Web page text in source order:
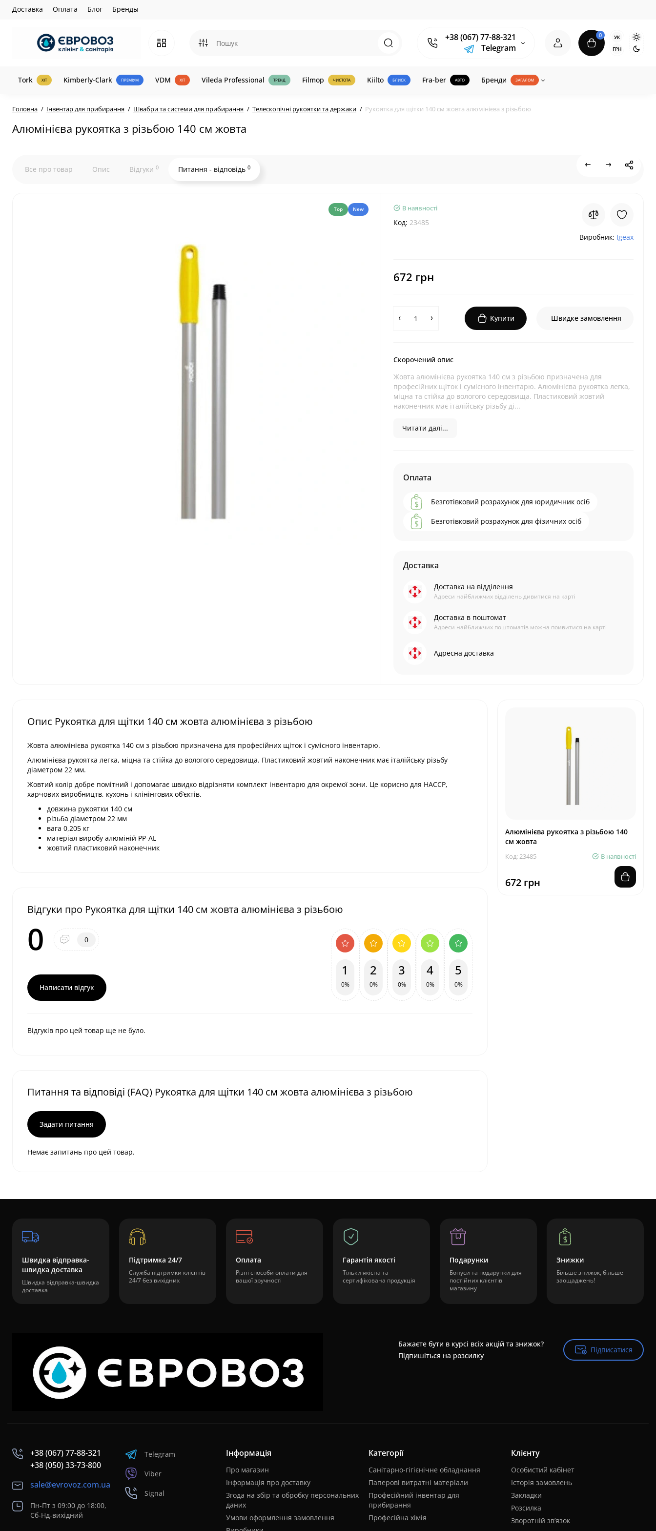
Доставка Оплата Блог Бренды
+38 (067) 77-88-321
Telegram
0
УК
ГРН
Tork ХІТ Kimberly-Clark ПРЕМІУМ VDM ХІТ Vileda Professional ТРЕНД Filmop ЧИСТОТА Kiilto БЛИСК Fra-ber АВТО Бренди ЗАГАЛОМ
Головна Інвентар для прибирання Швабри та системи для прибирання Телескопічні рукоятки та держаки Рукоятка для щітки 140 см жовта алюмінієва з різьбою
Алюмінієва рукоятка з різьбою 140 см жовта
Все про товар Опис Відгуки 0 Питання - відповідь 0
Top New В наявності
Код: 23485
Виробник: Igeax
672 грн
Купити Швидке замовлення
Скорочений опис
Жовта алюмінієва рукоятка 140 см з різьбою призначена для
професійних щіток і сумісного інвентарю. Алюмінієва рукоятка легка,
міцна та стійка до вологого середовища. Пластиковий жовтий
наконечник має італійську різьбу ді...
Читати далі...
Оплата
Безготівковий розрахунок для юридичник осіб
Безготівковий розрахунок для фізичних осіб
Доставка
Доставка на відділення
Адреси найближчих відділень дивитися на карті
Доставка в поштомат
Адреси найближчих поштоматів можна поивитися на карті
Адресна доставка
Опис Рукоятка для щітки 140 см жовта алюмінієва з різьбою
Жовта алюмінієва рукоятка 140 см з різьбою призначена для професійних щіток і сумісного інвентарю.
Алюмінієва рукоятка легка, міцна та стійка до вологого середовища. Пластиковий жовтий наконечник має італійську різьбу
діаметром 22 мм.
Жовтий колір добре помітний і допомагає швидко відрізняти комплект інвентарю для окремої зони. Це корисно для НАССР,
харчових виробництв, кухонь і клінінгових об’єктів.
довжина рукоятки 140 см
різьба діаметром 22 мм
вага 0,205 кг
матеріал виробу алюміній PP-AL
жовтий пластиковий наконечник
Відгуки про Рукоятка для щітки 140 см жовта алюмінієва з різьбою
0 0
Написати відгук
1
0%
2
0%
3
0%
4
0%
5
0%
Відгуків про цей товар ще не було.
Питання та відповіді (FAQ) Рукоятка для щітки 140 см жовта алюмінієва з різьбою
Задати питання
Немає запитань про цей товар.
Алюмінієва рукоятка з різьбою 140
см жовта
Код: 23485 В наявності
672 грн
Швидка відправка-
швидка доставка
Швидка відправка-швидка
доставка
Підтримка 24/7
Служба підтримки клієнтів
24/7 без вихідних
Оплата
Різні способи оплати для
вашої зручності
Гарантія якості
Тільки якісна та
сертифікована продукція
Подарунки
Бонуси та подарунки для
постійних клієнтів
магазину
Знижки
Більше знижок, більше
заощаджень!
Бажаєте бути в курсі всіх акцій та знижок?
Підпишіться на розсилку
Підписатися
Підписатися
+38 (067) 77-88-321
+38 (050) 33-73-800
sale@evrovoz.com.ua
Пн-Пт з 09:00 до 18:00,
Сб-Нд-вихідний
Telegram
Viber
Signal
Інформація
Про магазин
Інформація про доставку
Згода на збір та обробку персональних
даних
Умови оформлення замовлення
Категорії
Санітарно-гігієнічне обладнання
Паперові витратні матеріали
Професійний інвентар для
прибирання
Професійна хімія
Клієнту
Особистий кабінет
Історія замовлень
Закладки
Розсилка
Зворотній зв’язок